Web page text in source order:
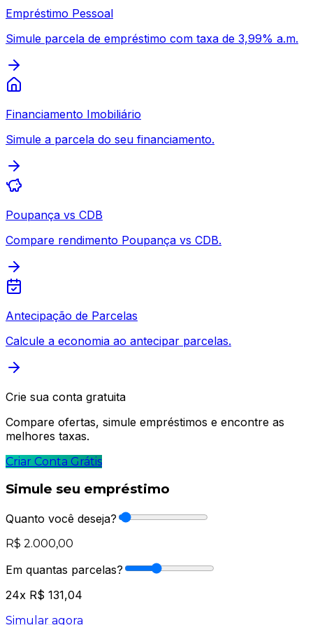
Empréstimo Pessoal
Simule parcela de empréstimo com taxa de 3,99% a.m.
Financiamento Imobiliário
Simule a parcela do seu financiamento.
Poupança vs CDB
Compare rendimento Poupança vs CDB.
Antecipação de Parcelas
Calcule a economia ao antecipar parcelas.
Crie sua conta gratuita
Compare ofertas, simule empréstimos e encontre as
melhores taxas.
Criar Conta Grátis
Simule seu empréstimo
Quanto você deseja?
R$ 2.000,00
Em quantas parcelas?
24x R$ 131,04
Simular agora